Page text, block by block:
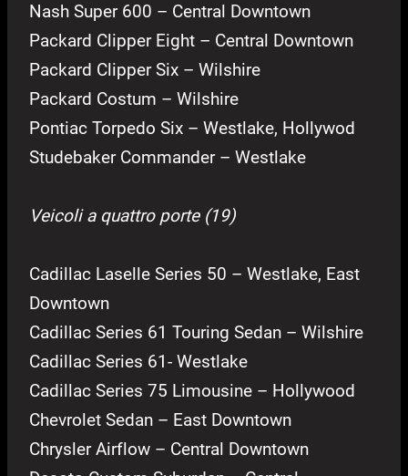
Nash Super 600 – Central Downtown
Packard Clipper Eight – Central Downtown
Packard Clipper Six – Wilshire
Packard Costum – Wilshire
Pontiac Torpedo Six – Westlake, Hollywod
Studebaker Commander – Westlake
Veicoli a quattro porte (19)
Cadillac Laselle Series 50 – Westlake, East
Downtown
Cadillac Series 61 Touring Sedan – Wilshire
Cadillac Series 61- Westlake
Cadillac Series 75 Limousine – Hollywood
Chevrolet Sedan – East Downtown
Chrysler Airflow – Central Downtown